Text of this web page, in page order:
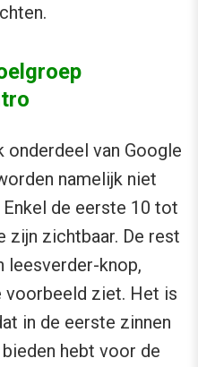
onderdeel van Google
namelijk niet
de eerste 10 tot
zijn zichtbaar. De rest
leesverder-knop,
voorbeeld ziet. Het is
in de eerste zinnen
hebt voor de